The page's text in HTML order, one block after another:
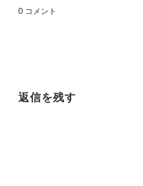
0 コメント
返信を残す